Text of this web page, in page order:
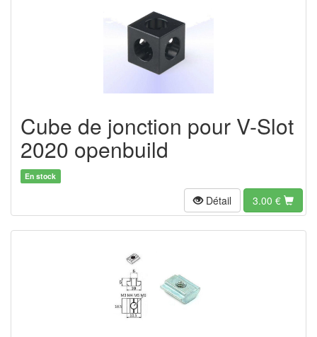
Cube de jonction pour V-Slot
2020 openbuild
En stock
Détail 3.00 €